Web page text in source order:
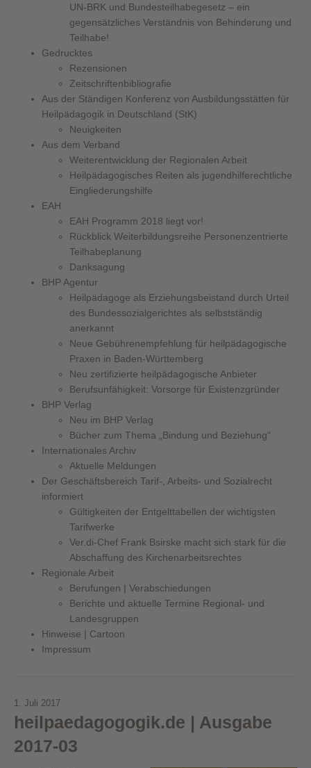
UN-BRK und Bundesteilhabegesetz – ein
gegensätzliches Verständnis von Behinderung und
Teilhabe!
Gedrucktes
Rezensionen
Zeitschriftenbibliografie
Aus der Ständigen Konferenz von Ausbildungsstätten für
Heilpädagogik in Deutschland (StK)
Neuigkeiten
Aus dem Verband
Weiterentwicklung der Regionalen Arbeit
Heilpädagogisches Reiten als jugendhilferechtliche
Eingliederungshilfe
EAH
EAH Programm 2018 liegt vor!
Rückblick Weiterbildungsreihe Personenzentrierte
Teilhabeplanung
Danksagung
BHP Agentur
Heilpädagoge als Erziehungsbeistand durch Urteil
des Bundessozialgerichtes als selbstständig
anerkannt
Neue Gebührenempfehlung für heilpädagogische
Praxen in Baden-Württemberg
Neu zertifizierte heilpädagogische Anbieter
Berufsunfähigkeit: Vorsorge für Existenzgründer
BHP Verlag
Neu im BHP Verlag
Bücher zum Thema „Bindung und Beziehung“
Internationales Archiv
Aktuelle Meldungen
Der Geschäftsbereich Tarif-, Arbeits- und Sozialrecht
informiert
Gültigkeiten der Entgelttabellen der wichtigsten
Tarifwerke
Ver.di-Chef Frank Bsirske macht sich stark für die
Abschaffung des Kirchenarbeitsrechtes
Regionale Arbeit
Berufungen | Verabschiedungen
Berichte und aktuelle Termine Regional- und
Landesgruppen
Hinweise | Cartoon
Impressum
1. Juli 2017
heilpaedagogogik.de | Ausgabe
2017-03